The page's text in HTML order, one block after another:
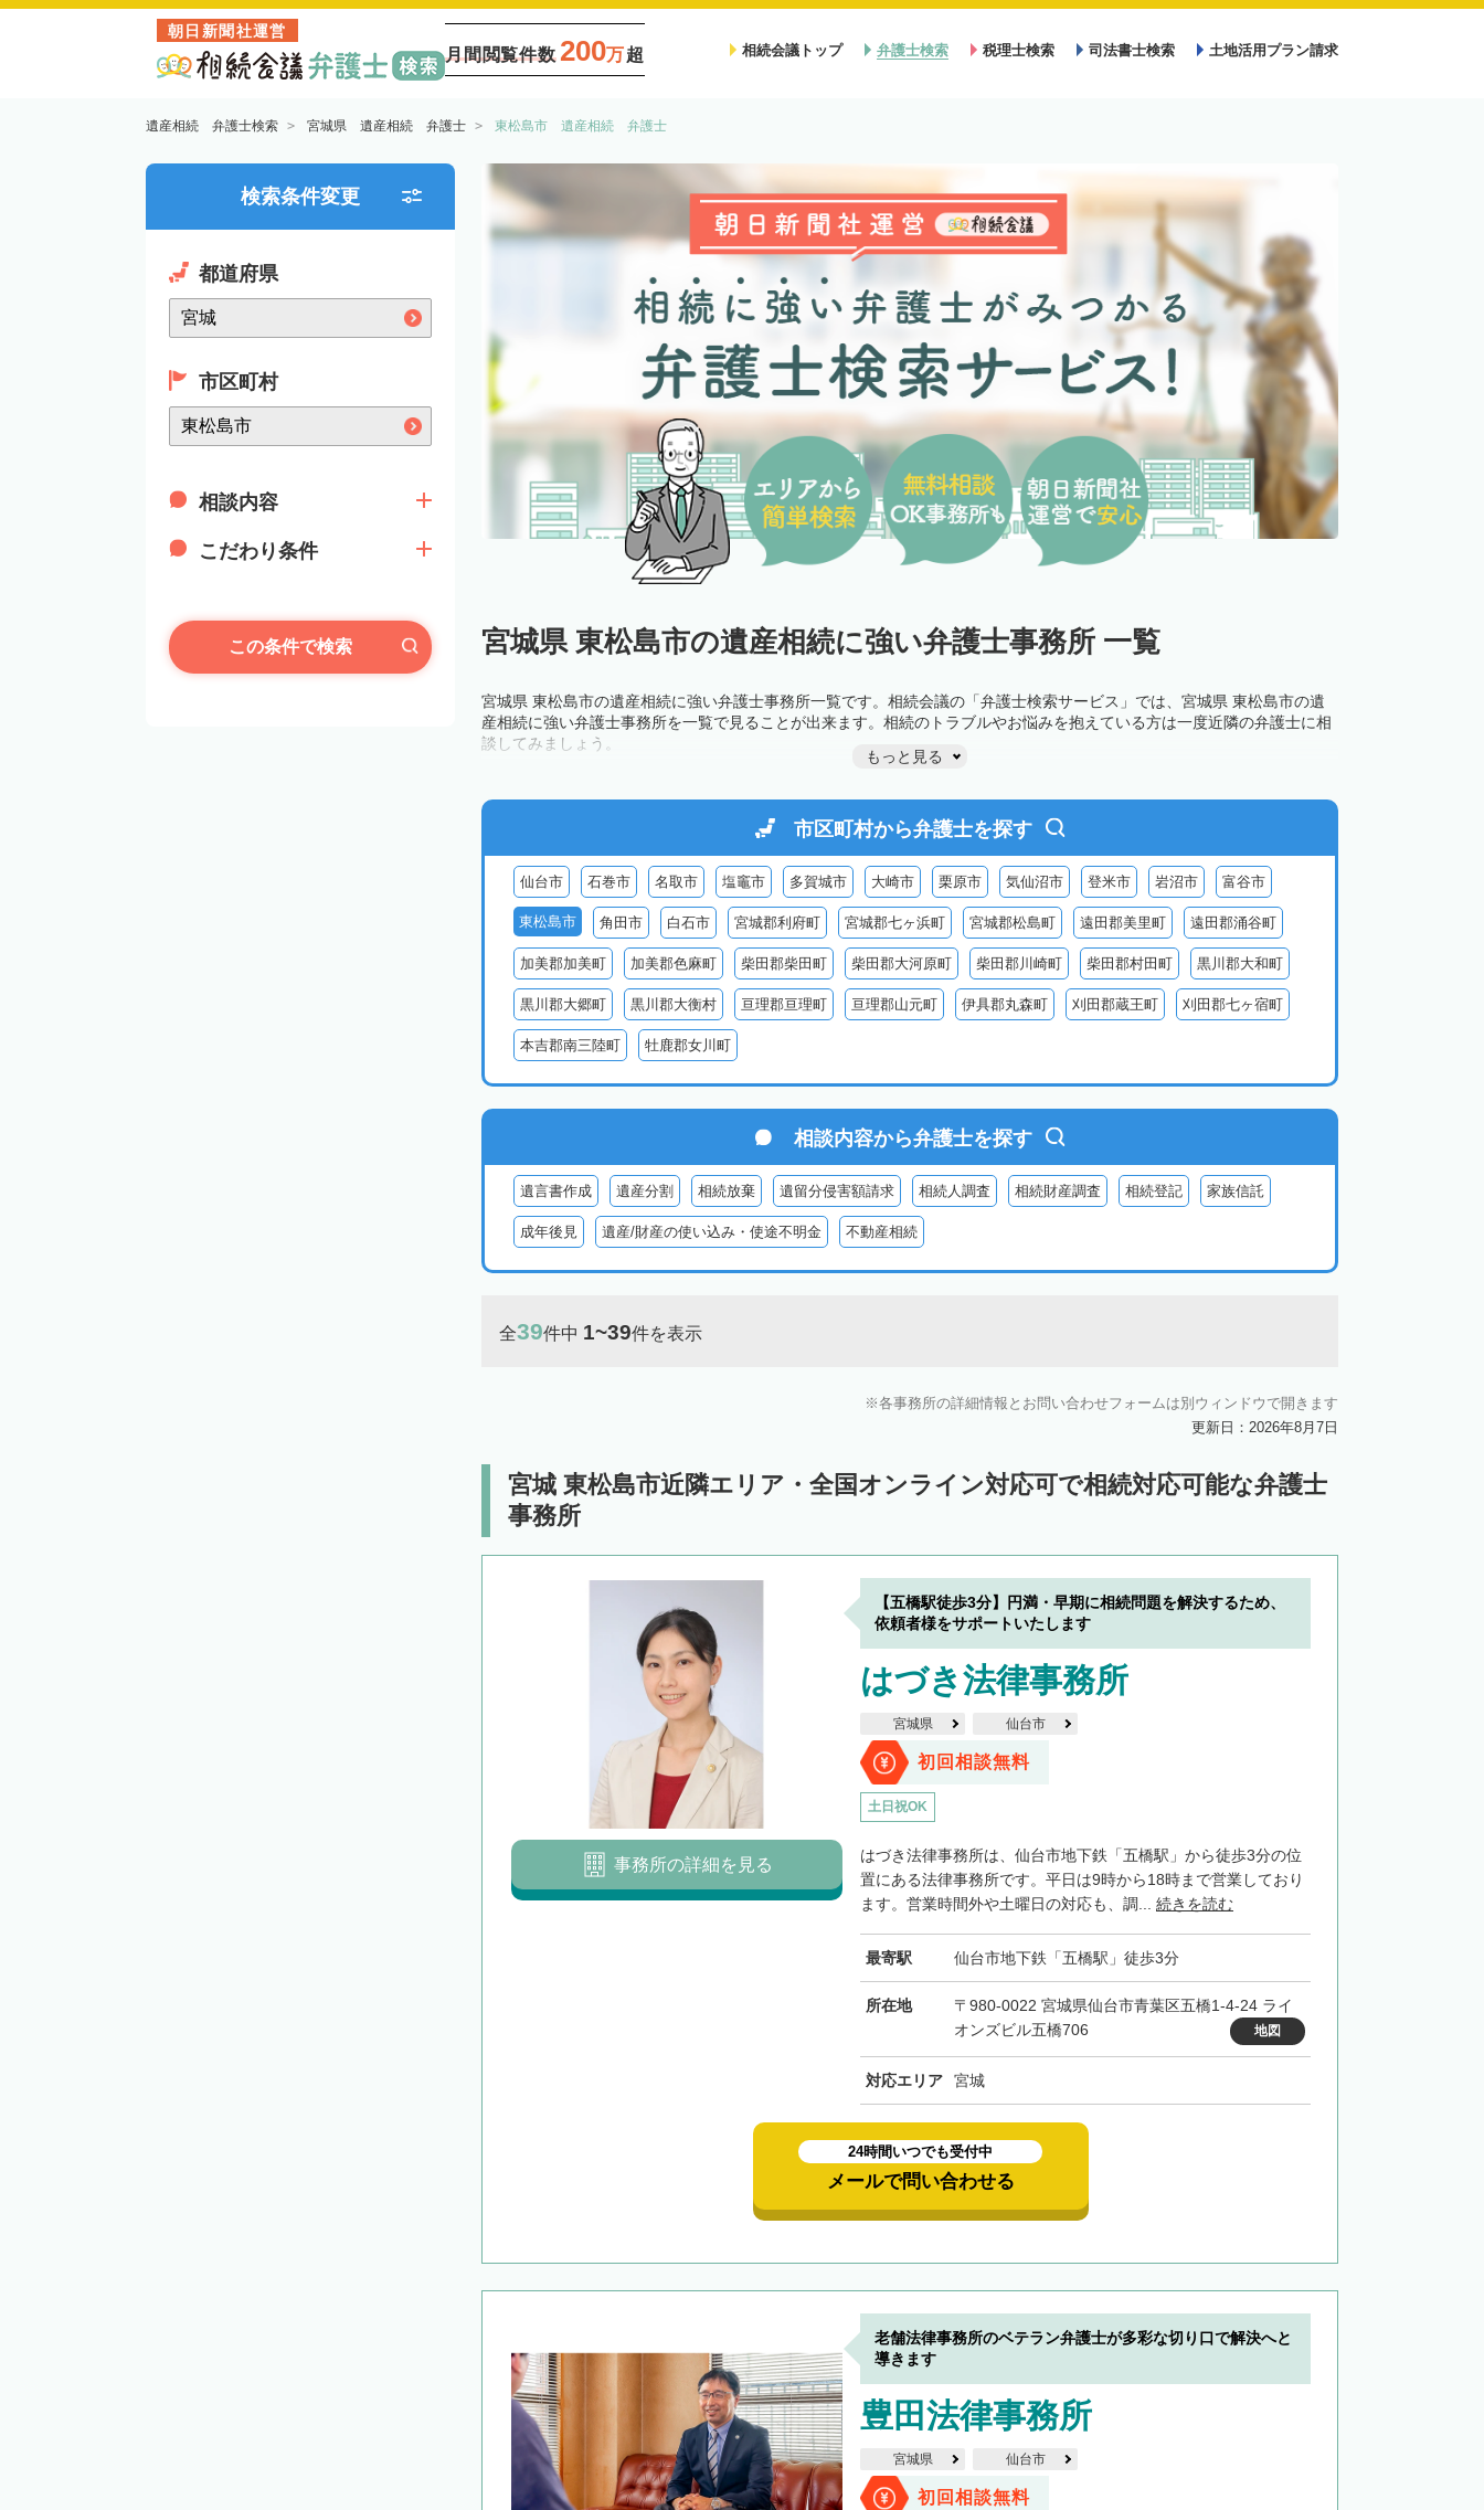
朝日新聞社運営
月間閲覧件数 200万超 相続会議トップ 弁護士検索 税理士検索 司法書士検索 土地活用プラン請求
遺産相続 弁護士検索 宮城県 遺産相続 弁護士 東松島市 遺産相続 弁護士
検索条件変更
都道府県
市区町村
相談内容
こだわり条件
この条件で検索 宮城県 東松島市の遺産相続に強い弁護士事務所 一覧
宮城県 東松島市の遺産相続に強い弁護士事務所一覧です。相続会議の「弁護士検索サービス」では、宮城県 東松島市の遺
産相続に強い弁護士事務所を一覧で見ることが出来ます。相続のトラブルやお悩みを抱えている方は一度近隣の弁護士に相
談してみましょう。
もっと見る
市区町村から弁護士を探す
仙台市 石巻市 名取市 塩竈市 多賀城市 大崎市 栗原市 気仙沼市 登米市 岩沼市 富谷市
東松島市 角田市 白石市 宮城郡利府町 宮城郡七ヶ浜町 宮城郡松島町 遠田郡美里町 遠田郡涌谷町
加美郡加美町 加美郡色麻町 柴田郡柴田町 柴田郡大河原町 柴田郡川崎町 柴田郡村田町 黒川郡大和町
黒川郡大郷町 黒川郡大衡村 亘理郡亘理町 亘理郡山元町 伊具郡丸森町 刈田郡蔵王町 刈田郡七ヶ宿町
本吉郡南三陸町 牡鹿郡女川町
相談内容から弁護士を探す
遺言書作成 遺産分割 相続放棄 遺留分侵害額請求 相続人調査 相続財産調査 相続登記 家族信託
成年後見 遺産/財産の使い込み・使途不明金 不動産相続
全39件中 1~39件を表示
各事務所の詳細情報とお問い合わせフォームは別ウィンドウで開きます
更新日：2026年8月7日
宮城 東松島市近隣エリア・全国オンライン対応可で相続対応可能な弁護士
事務所
【五橋駅徒歩3分】円満・早期に相続問題を解決するため、
依頼者様をサポートいたします
はづき法律事務所
宮城県 仙台市
初回相談無料
土日祝OK
はづき法律事務所は、仙台市地下鉄「五橋駅」から徒歩3分の位
置にある法律事務所です。平日は9時から18時まで営業しており
ます。営業時間外や土曜日の対応も、調... 続きを読む
最寄駅 仙台市地下鉄「五橋駅」徒歩3分
所在地
〒980-0022 宮城県仙台市青葉区五橋1-4-24 ライ
オンズビル五橋706
地図
対応エリア 宮城
事務所の詳細を見る
24時間いつでも受付中
メールで問い合わせる
老舗法律事務所のベテラン弁護士が多彩な切り口で解決へと
導きます
豊田法律事務所
宮城県 仙台市
初回相談無料